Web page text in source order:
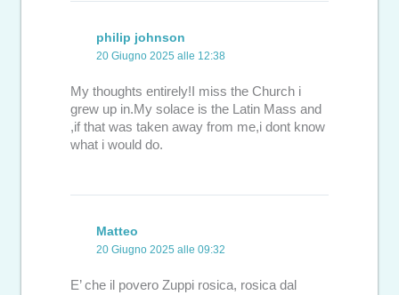
philip johnson
20 Giugno 2025 alle 12:38
My thoughts entirely!I miss the Church i
grew up in.My solace is the Latin Mass and
,if that was taken away from me,i dont know
what i would do.
Matteo
20 Giugno 2025 alle 09:32
E’ che il povero Zuppi rosica, rosica dal